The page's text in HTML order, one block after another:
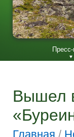
Пресс-
Вышел
Главная /